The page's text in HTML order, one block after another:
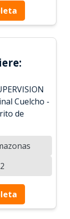
Cuelcho -
de